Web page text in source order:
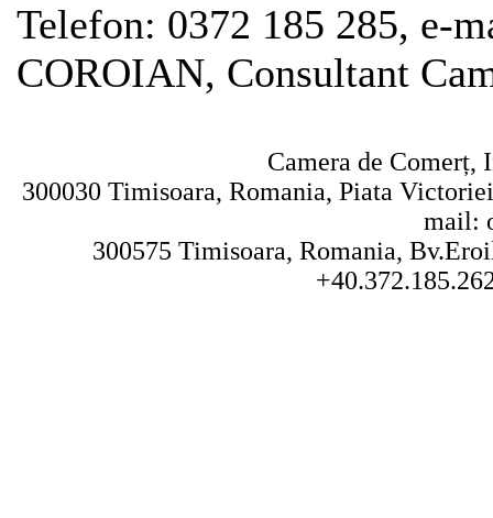
Telefon: 0372 185 285, e-
COROIAN, Consultant
Camera de
300030 Timisoara, Romania, Piata
mail:
300575 Timisoara, Romania,